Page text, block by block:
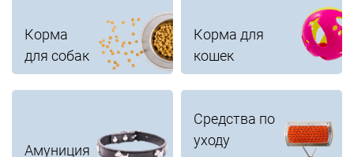
Корма
для собак
Корма для
кошек
Амуниция
Средства по
уходу